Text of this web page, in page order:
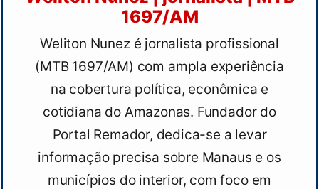
1697/AM
Weliton Nunez é jornalista profissional
(MTB 1697/AM) com ampla experiência
na cobertura política, econômica e
cotidiana do Amazonas. Fundador do
Portal Remador, dedica-se a levar
informação precisa sobre Manaus e os
municípios do interior, com foco em